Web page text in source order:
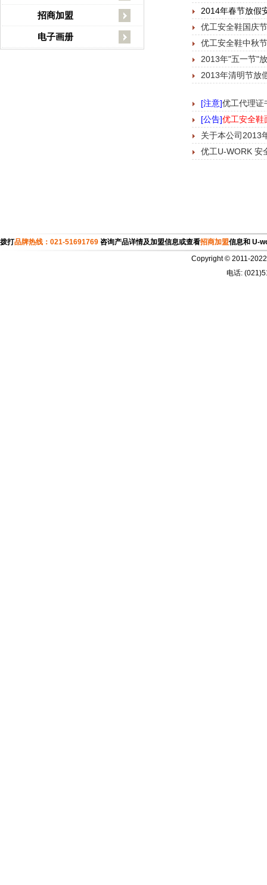
招商加盟
电子画册
2014年春节放假
优工安全鞋国庆
优工安全鞋中秋
2013年"五一节"
2013年清明节放
[注意]优工代理证
[公告]优工安全鞋
关于本公司2013
优工U-WORK 安
拨打品牌热线：021-51691769 咨询产品详情及加盟信息或查看招商加盟信息和 U-
Copyright © 2011-
电话: